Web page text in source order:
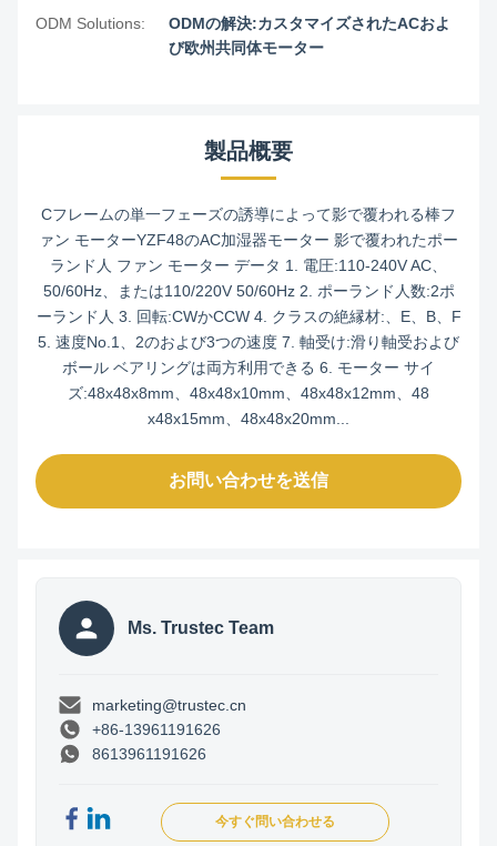
ODM Solutions:
ODMの解決:カスタマイズされたACおよ
び欧州共同体モーター
製品概要
Cフレームの単一フェーズの誘導によって影で覆われる棒フ
ァン モーターYZF48のAC加湿器モーター 影で覆われたポー
ランド人 ファン モーター データ 1. 電圧:110-240V AC、
50/60Hz、または110/220V 50/60Hz 2. ポーランド人数:2ポ
ーランド人 3. 回転:CWかCCW 4. クラスの絶縁材:、E、B、F
5. 速度No.1、2のおよび3つの速度 7. 軸受け:滑り軸受および
ボール ベアリングは両方利用できる 6. モーター サイ
ズ:48x48x8mm、48x48x10mm、48x48x12mm、48
x48x15mm、48x48x20mm...
お問い合わせを送信
Ms. Trustec Team
marketing@trustec.cn
+86-13961191626
8613961191626
今すぐ問い合わせる